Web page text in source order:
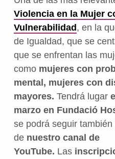
Violencia en la Mujer
Vulnerabilidad, en la
de Igualdad, que se
que se enfrentan las
como mujeres con
mental, mujeres con
mayores. Tendrá lugar
marzo en Fundació
se podrá seguir
de nuestro canal de
YouTube. Las